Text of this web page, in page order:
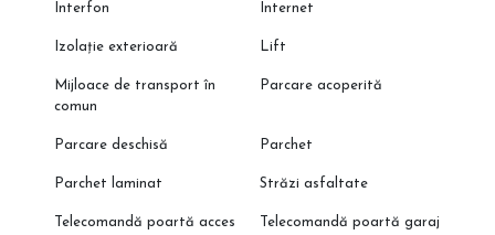
Interfon Internet
Izolație exterioară Lift
Mijloace de transport în
comun
Parcare acoperită
Parcare deschisă Parchet
Parchet laminat Străzi asfaltate
Telecomandă poartă acces
Telecomandă poartă garaj